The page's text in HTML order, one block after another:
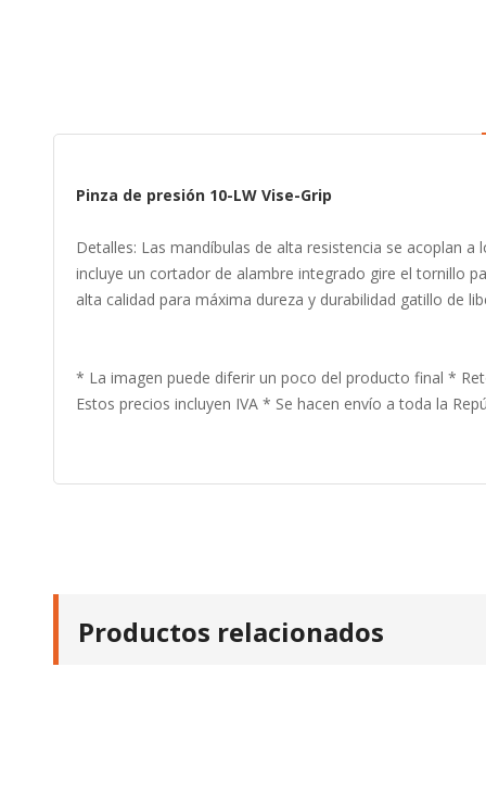
images
Pinza de presión 10-LW Vise-Grip
Detalles: Las mandíbulas de alta resistencia se acoplan
incluye un cortador de alambre integrado gire el tornillo
alta calidad para máxima dureza y durabilidad gatillo de
* La imagen puede diferir un poco del producto final *
Estos precios incluyen IVA * Se hacen envío a toda la
Productos relacionados